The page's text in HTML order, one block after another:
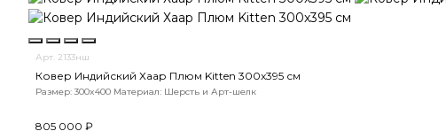
Арт. 2133нш
Ковер Индийский Хаар Плюм Kitten 300x395 см
Размер: 300x400 Материал: Шерсть и Арт-шелк
805 000 ₽